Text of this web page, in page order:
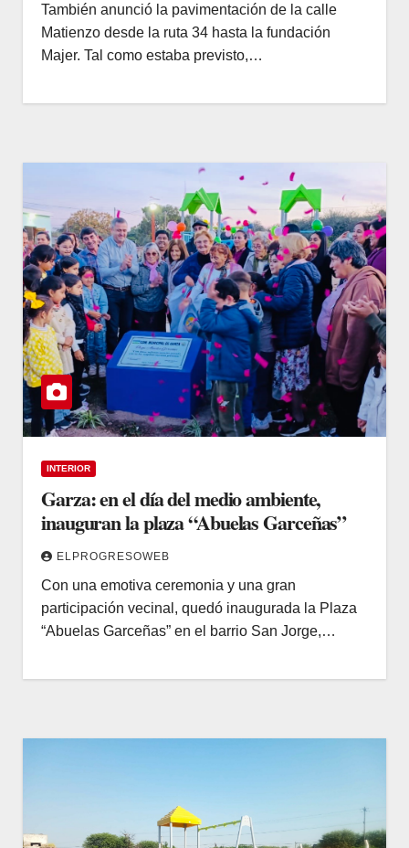
También anunció la pavimentación de la calle
Matienzo desde la ruta 34 hasta la fundación
Majer. Tal como estaba previsto,…
INTERIOR
Garza: en el día del medio ambiente,
inauguran la plaza “Abuelas Garceñas”
ELPROGRESOWEB
Con una emotiva ceremonia y una gran
participación vecinal, quedó inaugurada la Plaza
“Abuelas Garceñas” en el barrio San Jorge,…